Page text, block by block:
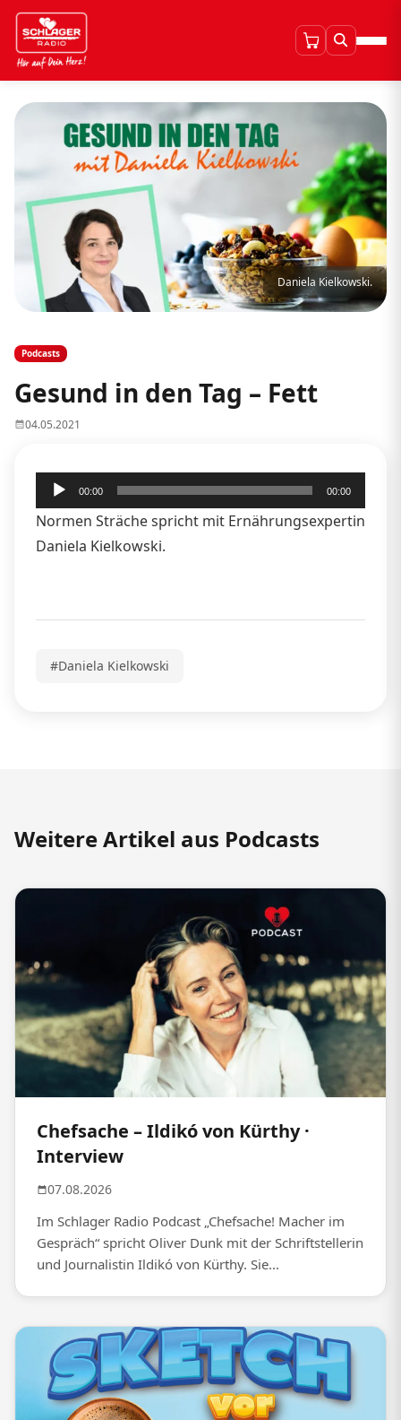
Daniela Kielkowski.
Podcasts
Gesund in den Tag – Fett
04.05.2021
Audio-
Player
00:00 00:00
Normen Sträche spricht mit Ernährungsexpertin
Daniela Kielkowski.
#Daniela Kielkowski
Weitere Artikel aus Podcasts
Chefsache – Ildikó von Kürthy ·
Interview
07.08.2026
Im Schlager Radio Podcast „Chefsache! Macher im
Gespräch“ spricht Oliver Dunk mit der Schriftstellerin
und Journalistin Ildikó von Kürthy. Sie...